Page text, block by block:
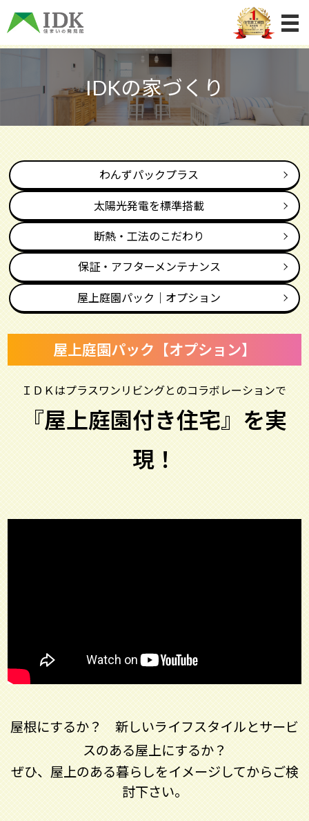
IDKの家づくり
わんずパックプラス
太陽光発電を標準搭載
断熱・工法のこだわり
保証・アフターメンテナンス
屋上庭園パック｜オプション
屋上庭園パック【オプション】
ＩＤＫはプラスワンリビングとのコラボレーションで
『屋上庭園付き住宅』を実
現！
屋根にするか？ 新しいライフスタイルとサービ
スのある屋上にするか？
ぜひ、屋上のある暮らしをイメージしてからご検
討下さい。